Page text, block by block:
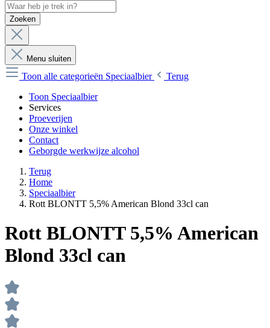
Zoeken
Menu sluiten
Toon alle categorieën Speciaalbier
Terug
Toon Speciaalbier
Services
Proeverijen
Onze winkel
Contact
Geborgde werkwijze alcohol
Terug
Home
Speciaalbier
Rott BLONTT 5,5% American Blond 33cl can
Rott BLONTT 5,5% American
Blond 33cl can